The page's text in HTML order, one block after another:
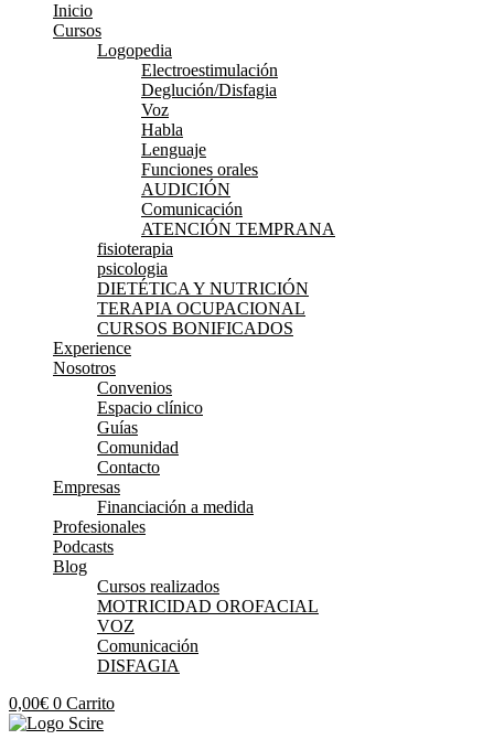
Inicio
Cursos
Logopedia
Electroestimulación
Deglución/Disfagia
Voz
Habla
Lenguaje
Funciones orales
AUDICIÓN
Comunicación
ATENCIÓN TEMPRANA
fisioterapia
psicologia
DIETÉTICA Y NUTRICIÓN
TERAPIA OCUPACIONAL
CURSOS BONIFICADOS
Experience
Nosotros
Convenios
Espacio clínico
Guías
Comunidad
Contacto
Empresas
Financiación a medida
Profesionales
Podcasts
Blog
Cursos realizados
MOTRICIDAD OROFACIAL
VOZ
Comunicación
DISFAGIA
0,00€ 0 Carrito